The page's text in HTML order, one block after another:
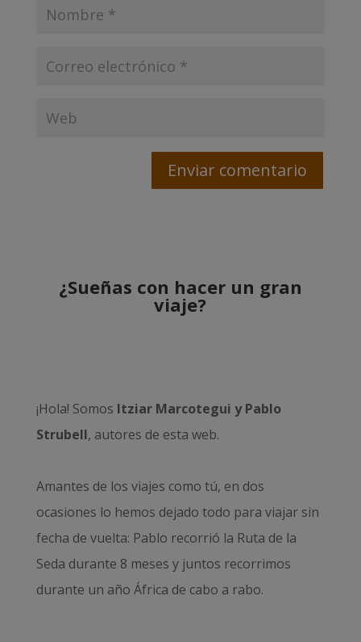
¿Sueñas con hacer un gran
viaje?
¡Hola! Somos Itziar Marcotegui y Pablo
Strubell, autores de esta web.
Amantes de los viajes como tú, en dos
ocasiones lo hemos dejado todo para viajar sin
fecha de vuelta: Pablo recorrió la Ruta de la
Seda durante 8 meses y juntos recorrimos
durante un año África de cabo a rabo.